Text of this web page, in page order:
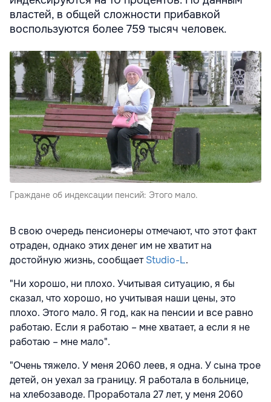
властей, в общей сложности прибавкой
воспользуются более 759 тысяч человек.
Граждане об индексации пенсий: Этого мало.
В свою очередь пенсионеры отмечают, что этот факт
отраден, однако этих денег им не хватит на
достойную жизнь, сообщаетStudio-L.
"Ни хорошо, ни плохо. Учитывая ситуацию, я бы
сказал, что хорошо, но учитывая наши цены, это
плохо. Этого мало. Я год, как на пенсии и все равно
работаю. Если я работаю – мне хватает, а если я не
работаю – мне мало".
"Очень тяжело. У меня 2060 леев, я одна. У сына трое
детей, он уехал за границу. Я работала в больнице,
на хлебозаводе. Проработала 27 лет, у меня 2060